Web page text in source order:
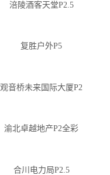
涪陵酒客天堂P2.5
复胜户外P5
观音桥未来国际大厦P2
渝北卓越地产P2全彩
合川电力局P2.5